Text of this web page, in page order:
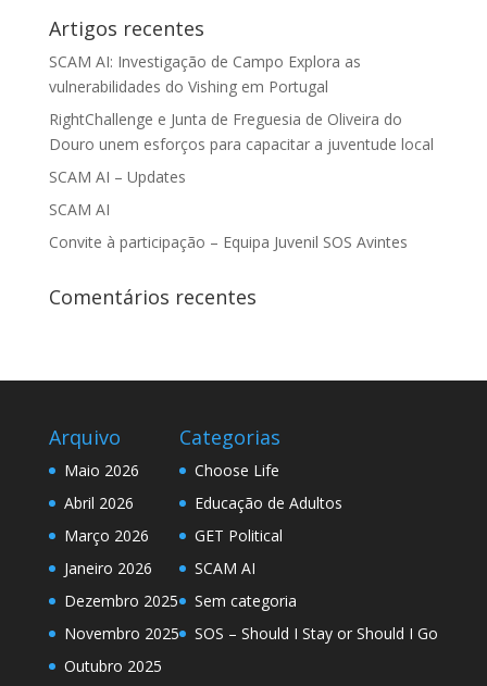
Artigos recentes
SCAM AI: Investigação de Campo Explora as
vulnerabilidades do Vishing em Portugal
RightChallenge e Junta de Freguesia de Oliveira do
Douro unem esforços para capacitar a juventude local
SCAM AI – Updates
SCAM AI
Convite à participação – Equipa Juvenil SOS Avintes
Comentários recentes
Arquivo
Maio 2026
Abril 2026
Março 2026
Janeiro 2026
Dezembro 2025
Novembro 2025
Outubro 2025
Categorias
Choose Life
Educação de Adultos
GET Political
SCAM AI
Sem categoria
SOS – Should I Stay or Should I Go